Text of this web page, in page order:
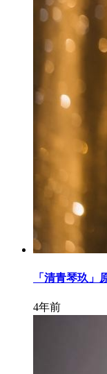
「清青琴玖」
4年前